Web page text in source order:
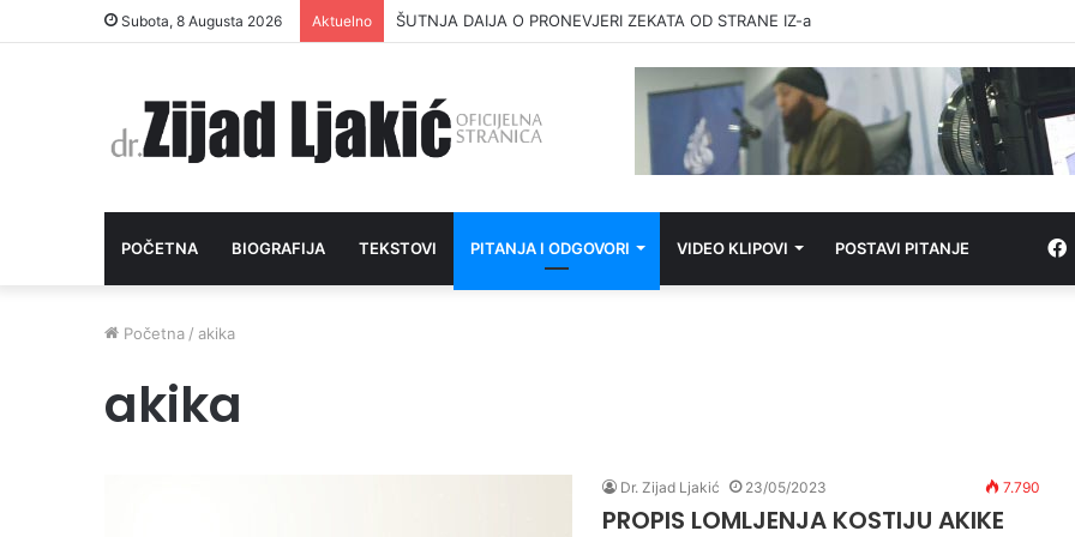
Subota, 8 Augusta 2026 Aktuelno ŠUTNJA DAIJA O PRONEVJERI ZEKATA OD STRANE IZ-a
POČETNA BIOGRAFIJA TEKSTOVI PITANJA I ODGOVORI VIDEO KLIPOVI POSTAVI PITANJE
Početna / akika
akika
Dr. Zijad Ljakić 23/05/2023 7.790
PROPIS LOMLJENJA KOSTIJU AKIKE